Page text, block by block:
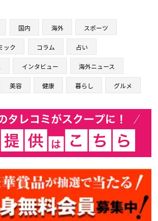
国内 海外 スポーツ
ック コラム 占い
インタビュー 海外ニュース
美容 健康 暮らし グルメ